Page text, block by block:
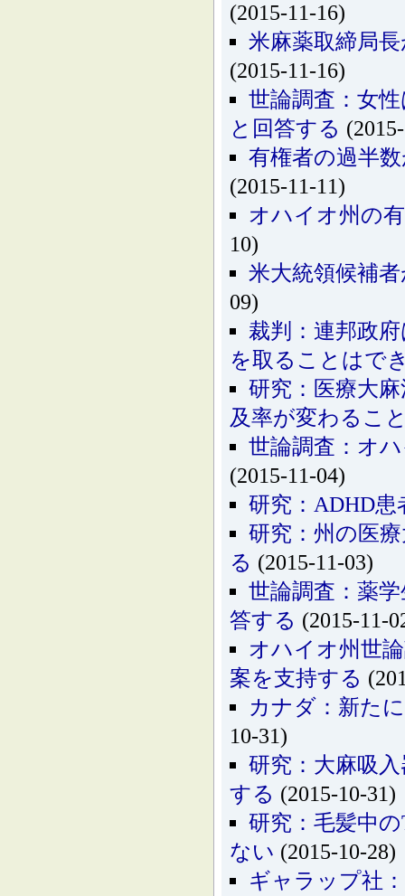
(2015-11-16)
米麻薬取締局
(2015-11-16)
世論調査：女
と回答する
有権者の過半
(2015-11-11)
オハイオ州の
10)
米大統領候補
09)
裁判：連邦政
を取ることはで
研究：医療大
及率が変わるこ
世論調査：オ
(2015-11-04)
研究：ADHD
研究：州の医
る (2015-11-03)
世論調査：薬
答する (2015-11-
オハイオ州世
案を支持する
カナダ：新た
10-31)
研究：大麻吸
する (2015-10-31)
研究：毛髪中
ない (2015-10-28)
ギャラップ社